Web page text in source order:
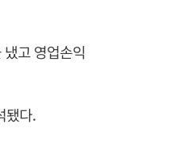
고 영업손익
됐다.